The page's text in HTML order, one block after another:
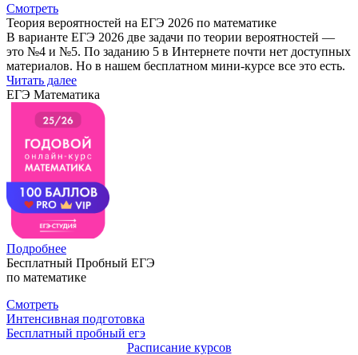
Смотреть
Теория вероятностей на ЕГЭ 2026 по математике
В варианте ЕГЭ 2026 две задачи по теории вероятностей —
это №4 и №5. По заданию 5 в Интернете почти нет доступных
материалов. Но в нашем бесплатном мини-курсе все это есть.
Читать далее
ЕГЭ Математика
Подробнее
Бесплатный Пробный ЕГЭ
по математике
Смотреть
Интенсивная подготовка
Бесплатный пробный егэ
Расписание курсов